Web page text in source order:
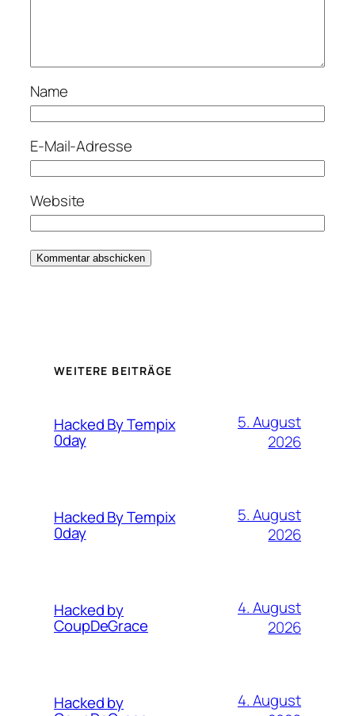
Name
E-Mail-Adresse
Website
WEITERE BEITRÄGE
Hacked By Tempix
0day
5. August
2026
Hacked By Tempix
0day
5. August
2026
Hacked by
CoupDeGrace
4. August
2026
Hacked by
4. August